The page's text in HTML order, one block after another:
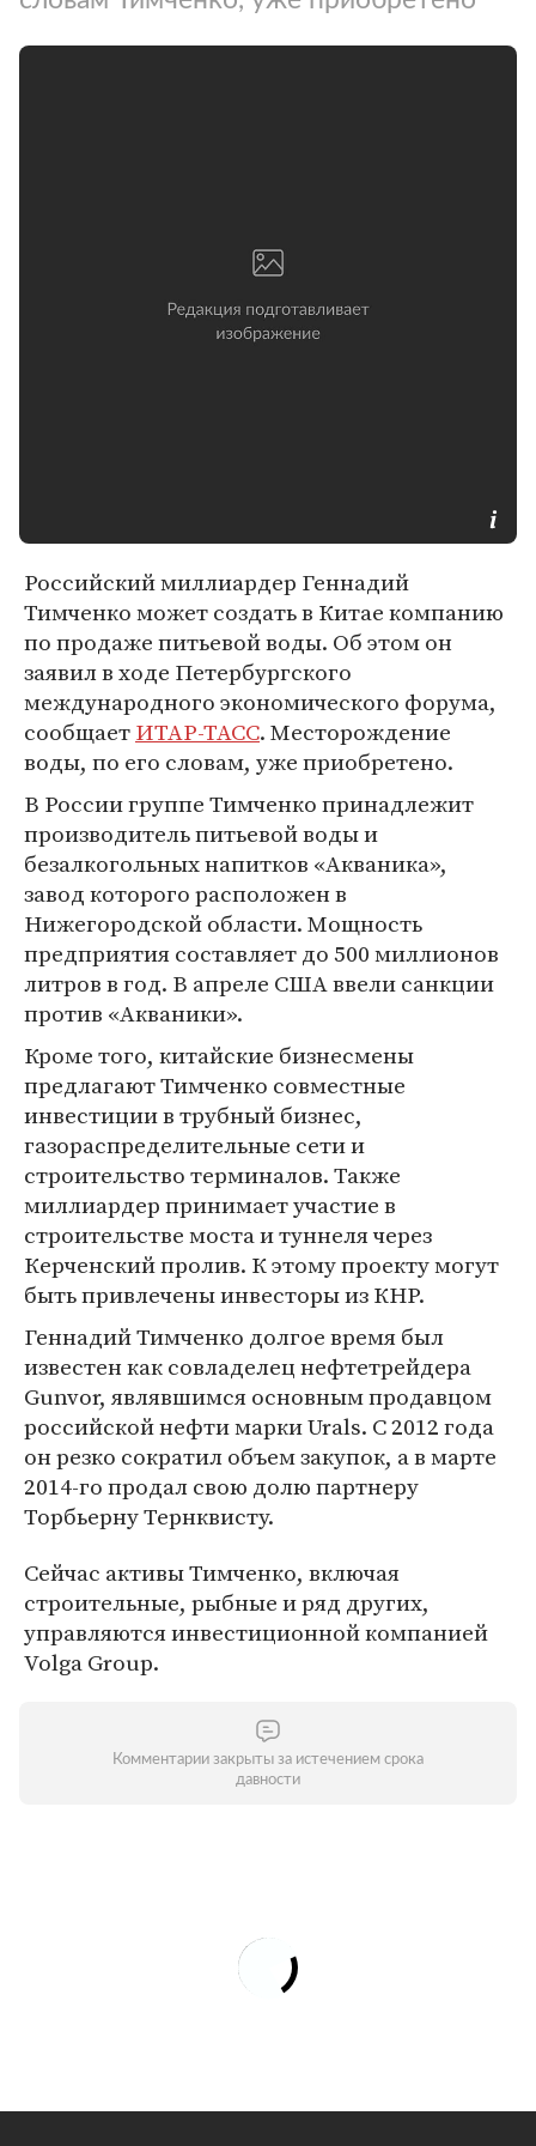
Российский миллиардер Геннадий
Тимченко может создать в Китае компанию
по продаже питьевой воды. Об этом он
заявил в ходе Петербургского
международного экономического форума,
сообщаетИТАР-ТАСС. Месторождение
воды, по его словам, уже приобретено.
В России группе Тимченко принадлежит
производитель питьевой воды и
безалкогольных напитков «Акваника»,
завод которого расположен в
Нижегородской области. Мощность
предприятия составляет до 500 миллионов
литров в год. В апреле США ввели санкции
против «Акваники».
Кроме того, китайские бизнесмены
предлагают Тимченко совместные
инвестиции в трубный бизнес,
газораспределительные сети и
строительство терминалов. Также
миллиардер принимает участие в
строительстве моста и туннеля через
Керченский пролив. К этому проекту могут
быть привлечены инвесторы из КНР.
Геннадий Тимченко долгое время был
известен как совладелец нефтетрейдера
Gunvor, являвшимся основным продавцом
российской нефти марки Urals. С 2012 года
он резко сократил объем закупок, а в марте
2014-го продал свою долю партнеру
Торбьерну Тернквисту.
Сейчас активы Тимченко, включая
строительные, рыбные и ряд других,
управляются инвестиционной компанией
Volga Group.
Комментарии закрыты за истечением срока
давности